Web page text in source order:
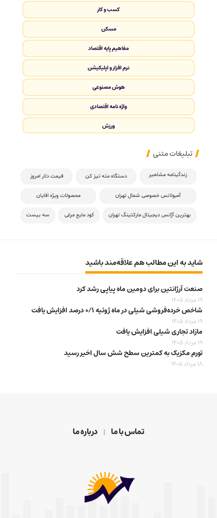
کسب و کار
مسکن
مفاهیم پایه اقتصاد
نرم افزار و اپلیکیشن
هوش مصنوعی
واژه نامه اقتصادی
ورزش
تبلیغات متنی
زندگینامه مشاهیر دستگاه مته تیز کن قیمت دلار امروز
آمبولانس خصوصی شمال تهران محصولات ویژه اقایان
بهترین آژانس دیجیتال مارکتینگ تهران کود مایع مرغی سه بیست
شاید به این مطالب هم علاقه‌مند باشید
صنعت آرژانتین برای دومین ماه پیاپی رشد کرد
19 مرداد 1405
شاخص خرده‌فروشی شیلی در ماه ژوئیه ۰/۱ درصد افزایش یافت
19 مرداد 1405
مازاد تجاری شیلی افزایش یافت
19 مرداد 1405
تورم مکزیک به کمترین سطح شش سال اخیر رسید
18 مرداد 1405
تماس با ما درباره ما